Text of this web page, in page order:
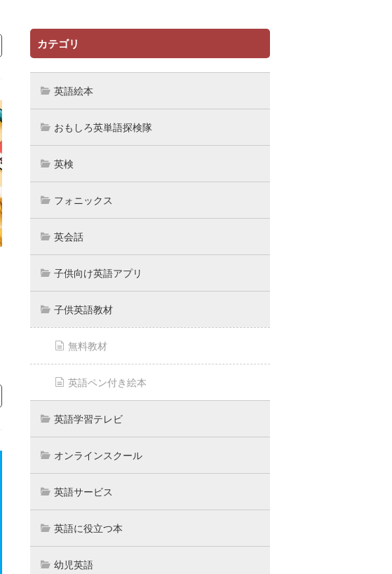
カテゴリ
英語絵本
おもしろ英単語探検隊
英検
フォニックス
英会話
子供向け英語アプリ
子供英語教材
無料教材
英語ペン付き絵本
英語学習テレビ
オンラインスクール
英語サービス
英語に役立つ本
幼児英語